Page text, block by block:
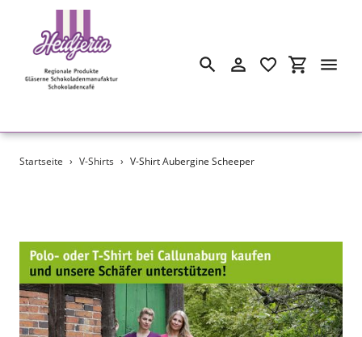
Direkt
SuchenEinloggen
Startseite › V-Shirts › V-Shirt Aubergine Scheeper